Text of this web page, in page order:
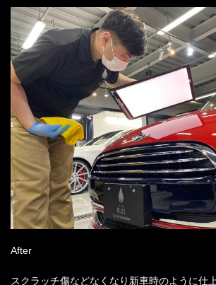
After
スクラッチ傷などなくなり新車時のように仕